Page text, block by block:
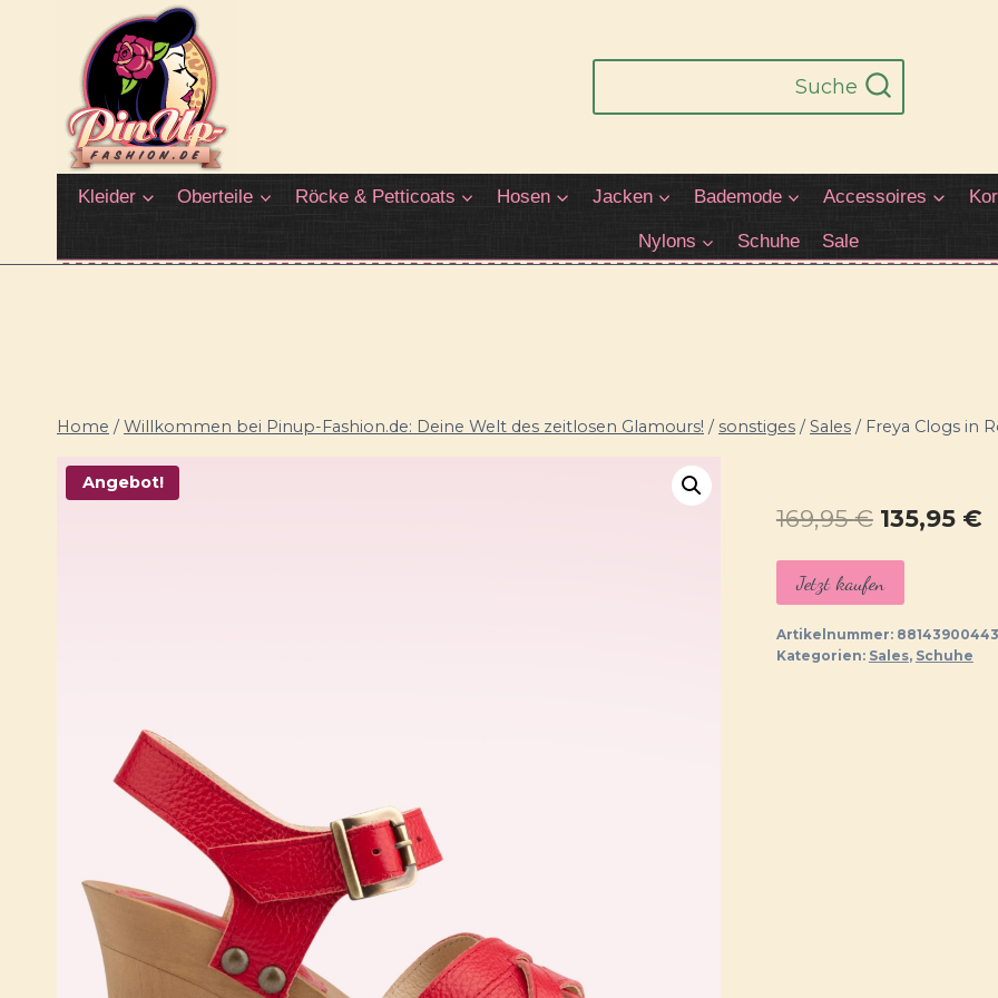
springen
Suche
Kleider Oberteile Röcke & Petticoats Hosen Jacken Bademode Accessoires
Nylons Schuhe Sale
Home / Willkommen bei Pinup-Fashion.de: Deine Welt des zeitlosen Glamours! / sonstiges / Sales / Freya Clogs in
Angebot!
169,95€
Preis
war:
169,95 €
135,95 €
Jetzt kaufen
Artikelnummer:
Kategorien: Sales, Schuhe